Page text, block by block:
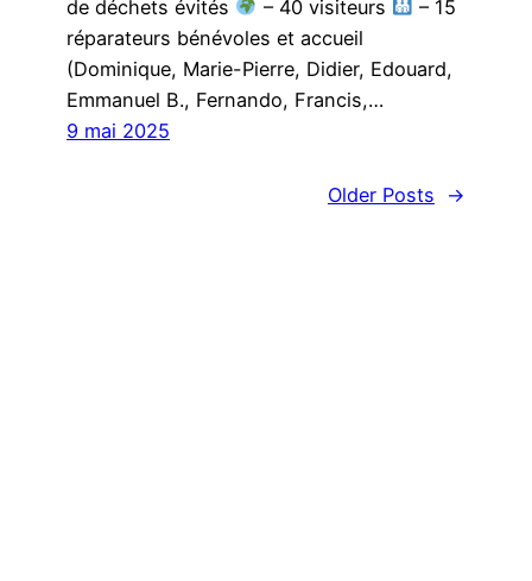
de déchets évités
– 40 visiteurs
– 15
réparateurs bénévoles et accueil
(Dominique, Marie-Pierre, Didier, Edouard,
Emmanuel B., Fernando, Francis,…
9 mai 2025
Older Posts →